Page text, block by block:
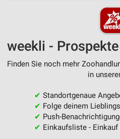
weekli -
Finden Sie noch mehr
in
✔ Standortgenaue
✔ Folge deinem
✔ Push-
✔ Einkaufsliste -